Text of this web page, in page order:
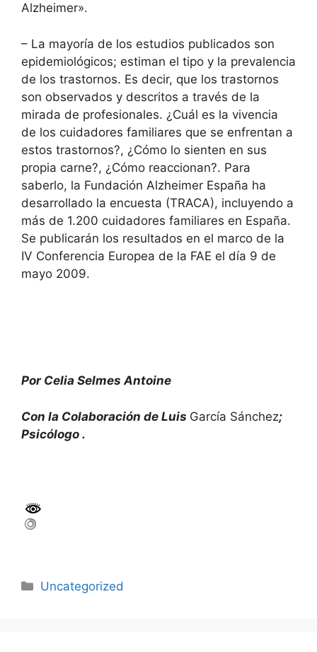
Alzheimer».
– La mayoría de los estudios publicados son
epidemiológicos; estiman el tipo y la prevalencia
de los trastornos. Es decir, que los trastornos
son observados y descritos a través de la
mirada de profesionales. ¿Cuál es la vivencia
de los cuidadores familiares que se enfrentan a
estos trastornos?, ¿Cómo lo sienten en sus
propia carne?, ¿Cómo reaccionan?. Para
saberlo, la Fundación Alzheimer España ha
desarrollado la encuesta (TRACA), incluyendo a
más de 1.200 cuidadores familiares en España.
Se publicarán los resultados en el marco de la
IV Conferencia Europea de la FAE el día 9 de
mayo 2009.
Por Celia Selmes Antoine
Con la Colaboración de Luis García Sánchez;
Psicólogo .
Uncategorized